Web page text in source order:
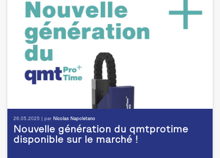
26.05.2025 | par Nicolas Napoletano
Nouvelle génération du qmtprotime
disponible sur le marché !